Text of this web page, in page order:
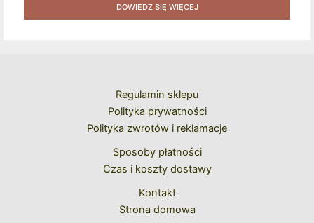
Naklejek + Książka Niespodzianka + Kod Rabatowy Na
Kolejne Zakupy
DOWIEDZ SIĘ WIĘCEJ
Regulamin sklepu
Polityka prywatności
Polityka zwrotów i reklamacje
Sposoby płatności
Czas i koszty dostawy
Kontakt
Strona domowa